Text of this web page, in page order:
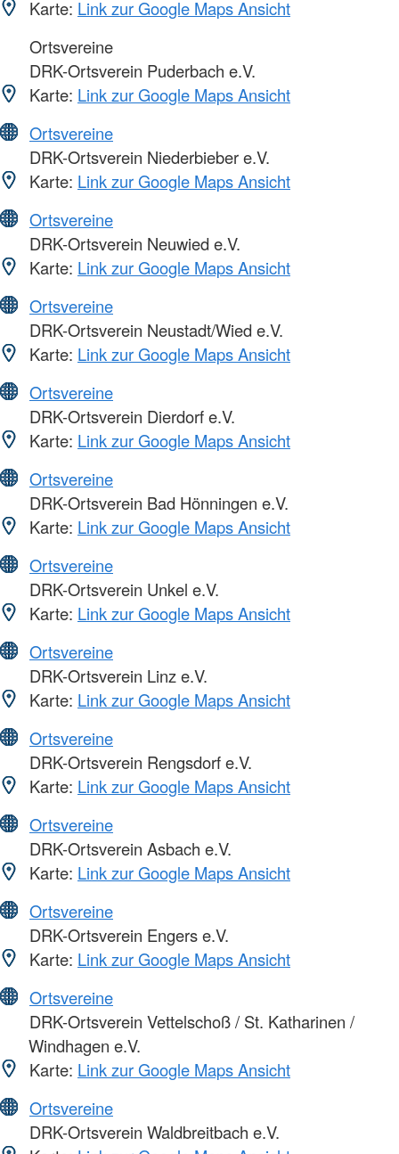
Karte: Link zur Google Maps Ansicht
Ortsvereine
DRK-Ortsverein Puderbach e.V.
Karte: Link zur Google Maps Ansicht
Ortsvereine
DRK-Ortsverein Niederbieber e.V.
Karte: Link zur Google Maps Ansicht
Ortsvereine
DRK-Ortsverein Neuwied e.V.
Karte: Link zur Google Maps Ansicht
Ortsvereine
DRK-Ortsverein Neustadt/Wied e.V.
Karte: Link zur Google Maps Ansicht
Ortsvereine
DRK-Ortsverein Dierdorf e.V.
Karte: Link zur Google Maps Ansicht
Ortsvereine
DRK-Ortsverein Bad Hönningen e.V.
Karte: Link zur Google Maps Ansicht
Ortsvereine
DRK-Ortsverein Unkel e.V.
Karte: Link zur Google Maps Ansicht
Ortsvereine
DRK-Ortsverein Linz e.V.
Karte: Link zur Google Maps Ansicht
Ortsvereine
DRK-Ortsverein Rengsdorf e.V.
Karte: Link zur Google Maps Ansicht
Ortsvereine
DRK-Ortsverein Asbach e.V.
Karte: Link zur Google Maps Ansicht
Ortsvereine
DRK-Ortsverein Engers e.V.
Karte: Link zur Google Maps Ansicht
Ortsvereine
DRK-Ortsverein Vettelschoß / St. Katharinen /
Windhagen e.V.
Karte: Link zur Google Maps Ansicht
Ortsvereine
DRK-Ortsverein Waldbreitbach e.V.